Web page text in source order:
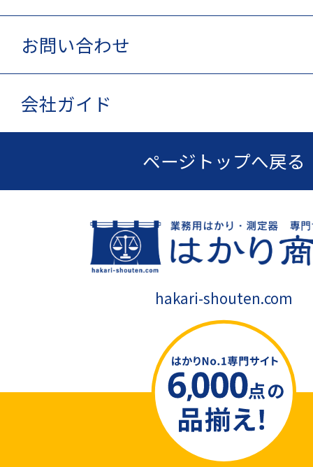
お問い合わせ
会社ガイド
ページトップへ戻る
hakari-shouten.com